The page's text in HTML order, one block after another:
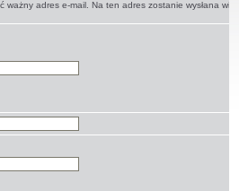
ważny adres e-mail. Na ten adres zostanie wysłana